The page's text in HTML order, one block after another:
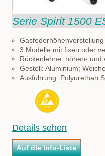
Serie Spirit 1500
Gasfederhöhenverstellung
3 Modelle mit fixen oder
Rückenlehne: höhen- und
Gestell: Aluminium;
Ausführung: Polyurethan
Details sehen